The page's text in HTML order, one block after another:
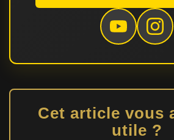
Cet article vous
utile ?